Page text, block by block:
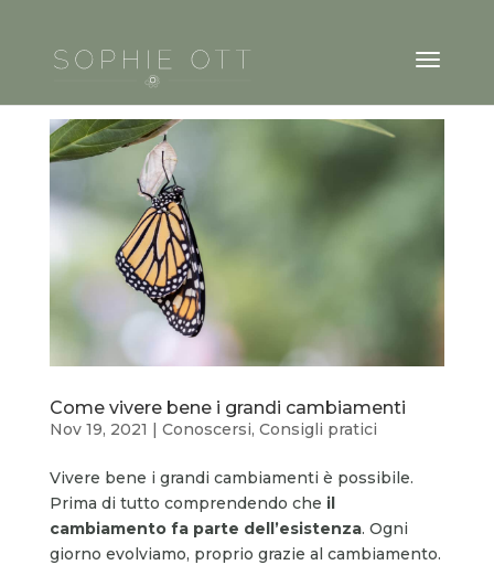
Come vivere bene i grandi cambiamenti
Nov 19, 2021 | Conoscersi, Consigli pratici
Vivere bene i grandi cambiamenti è possibile.
Prima di tutto comprendendo che il
cambiamento fa parte dell’esistenza. Ogni
giorno evolviamo, proprio grazie al cambiamento.